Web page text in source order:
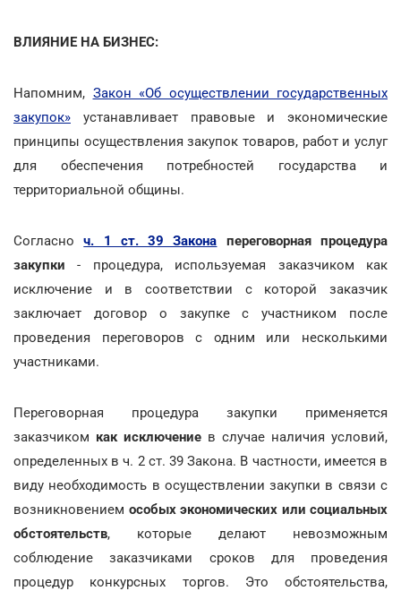
ВЛИЯНИЕ НА БИЗНЕС:
Напомним, Закон «Об осуществлении государственных
закупок» устанавливает правовые и экономические
принципы осуществления закупок товаров, работ и услуг
для обеспечения потребностей государства и
территориальной общины.
Согласноч. 1 ст. 39 Закона переговорная процедура
закупки - процедура, используемая заказчиком как
исключение и в соответствии с которой заказчик
заключает договор о закупке с участником после
проведения переговоров с одним или несколькими
участниками.
Переговорная процедура закупки применяется
заказчиком как исключение в случае наличия условий,
определенных в ч. 2 ст. 39 Закона. В частности, имеется в
виду необходимость в осуществлении закупки в связи с
возникновением особых экономических или социальных
обстоятельств, которые делают невозможным
соблюдение заказчиками сроков для проведения
процедур конкурсных торгов. Это обстоятельства,